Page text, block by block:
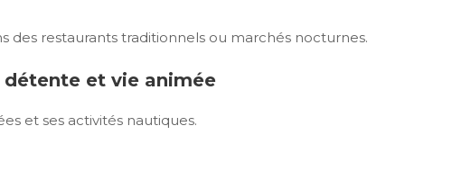
des restaurants traditionnels ou marchés nocturnes.
détente et vie animée
et ses activités nautiques.